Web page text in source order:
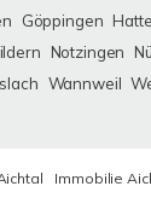
Göppingen
Notzingen
Wannweil
Immobilie